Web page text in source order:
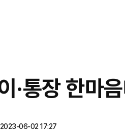
·통장 한마
2023-06-02 17:27